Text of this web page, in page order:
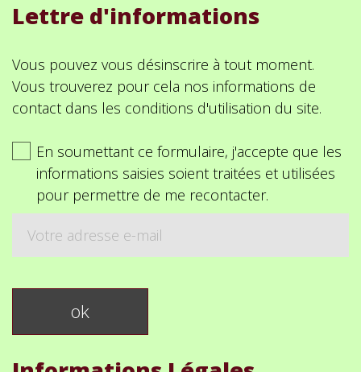
Lettre d'informations
Vous pouvez vous désinscrire à tout moment.
Vous trouverez pour cela nos informations de
contact dans les conditions d'utilisation du site.
En soumettant ce formulaire, j'accepte que les
informations saisies soient traitées et utilisées
pour permettre de me recontacter.